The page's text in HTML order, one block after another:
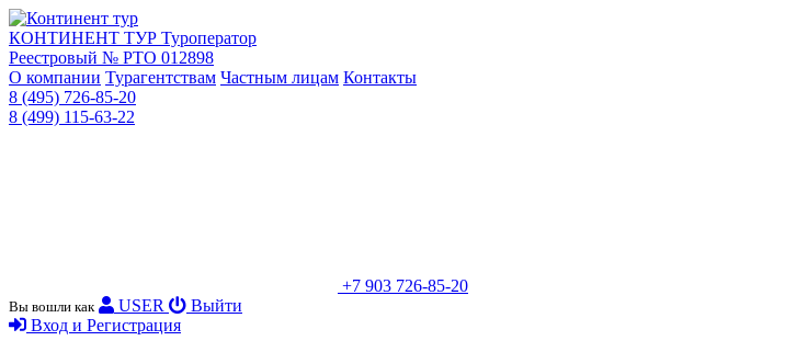
КОНТИНЕНТ ТУР Туроператор
Реестровый № РТО 012898
О компании Турагентствам Частным лицам Контакты
8 (495) 726-85-20
8 (499) 115-63-22
+7 903 726-85-20
Вы вошли как USER
Выйти
Вход и Регистрация